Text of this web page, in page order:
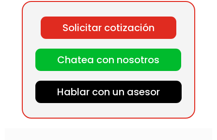
Industrial
cantidad
Solicitar cotización
Chatea con nosotros
Hablar con un asesor